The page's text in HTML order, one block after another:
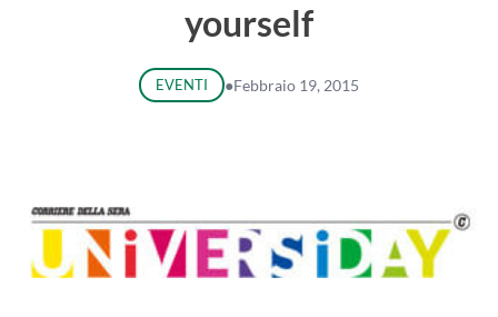
yourself
EVENTI ●Febbraio 19, 2015